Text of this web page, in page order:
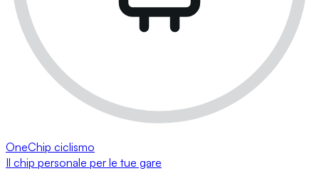
OneChip ciclismo
Il chip personale per le tue gare